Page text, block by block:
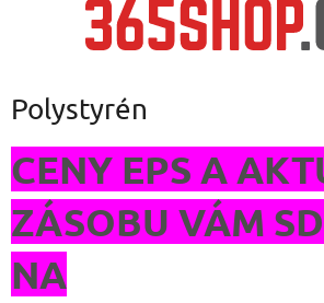
Polystyrén
CENY EPS A
ZÁSOBU VÁM
NA